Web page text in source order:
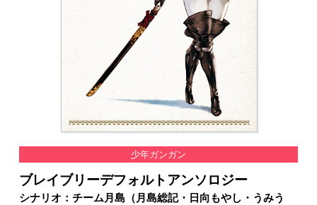
少年ガンガン
ブレイブリーデフォルトアンソロジー
シナリオ：チーム月島（月島総記・日向もやし・うみう